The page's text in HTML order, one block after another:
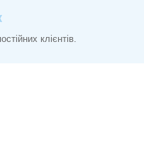
клієнтів.